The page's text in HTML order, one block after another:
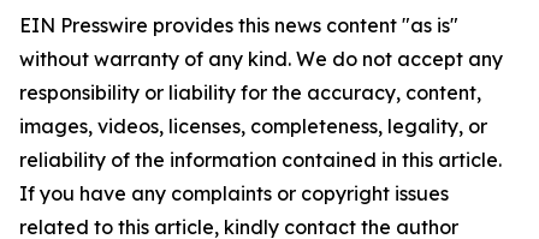
EIN Presswire provides this news content "as is"
without warranty of any kind. We do not accept any
responsibility or liability for the accuracy, content,
images, videos, licenses, completeness, legality, or
reliability of the information contained in this article.
If you have any complaints or copyright issues
related to this article, kindly contact the author